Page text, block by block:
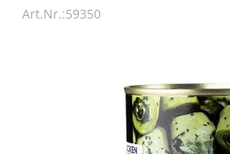
Art.Nr.:59350